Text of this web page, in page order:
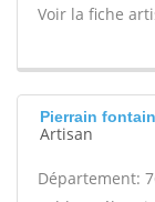
Voir la fiche
Pierrain
Artisan
Département: